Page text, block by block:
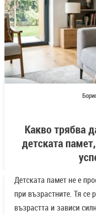
Какво трябва
детската
Детската памет не е
при възрастните. Тя се
възрастта и зависи